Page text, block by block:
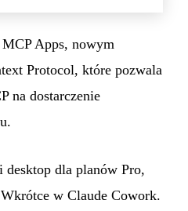
MCP Apps, nowym
Protocol, które pozwala
na dostarczenie
dla planów Pro,
w Claude Cowork.